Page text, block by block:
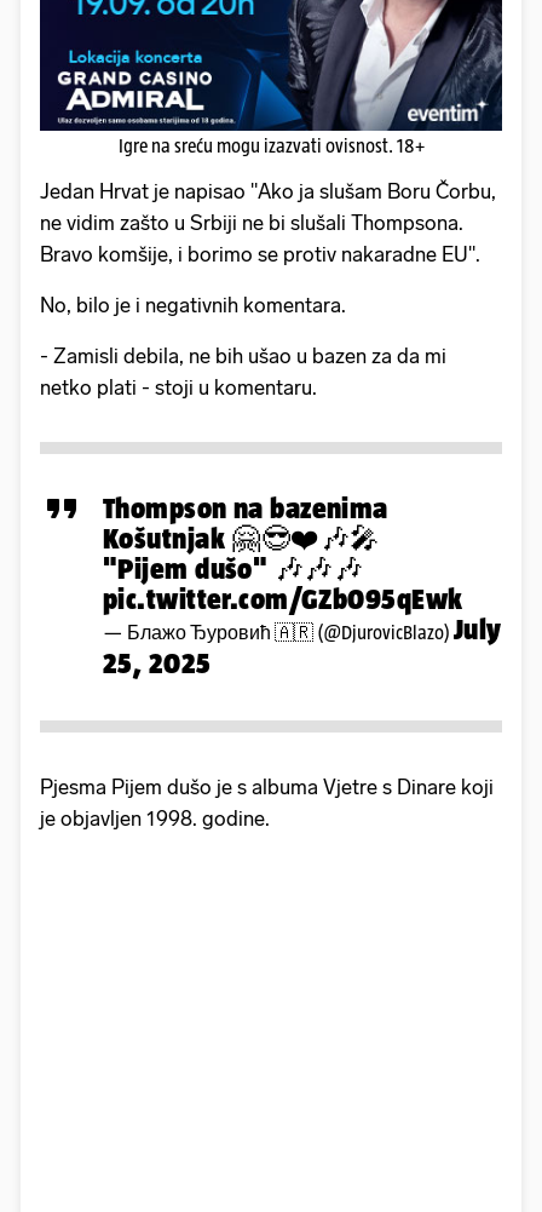
Igre na sreću mogu izazvati ovisnost. 18+
Jedan Hrvat je napisao "Ako ja slušam Boru Čorbu,
ne vidim zašto u Srbiji ne bi slušali Thompsona.
Bravo komšije, i borimo se protiv nakaradne EU".
No, bilo je i negativnih komentara.
- Zamisli debila, ne bih ušao u bazen za da mi
netko plati - stoji u komentaru.
Thompson na bazenima
Košutnjak 🤗😎❤️🎶🎤
"Pijem dušo" 🎶🎶🎶
pic.twitter.com/GZb095qEwk
— Блажо Ђуровић 🇦🇷 (@DjurovicBlazo) July
25, 2025
Pjesma Pijem dušo je s albuma Vjetre s Dinare koji
je objavljen 1998. godine.